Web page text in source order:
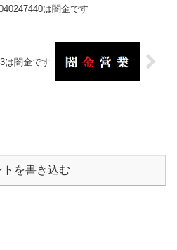
は闇金です
は闇金です
トを書き込む